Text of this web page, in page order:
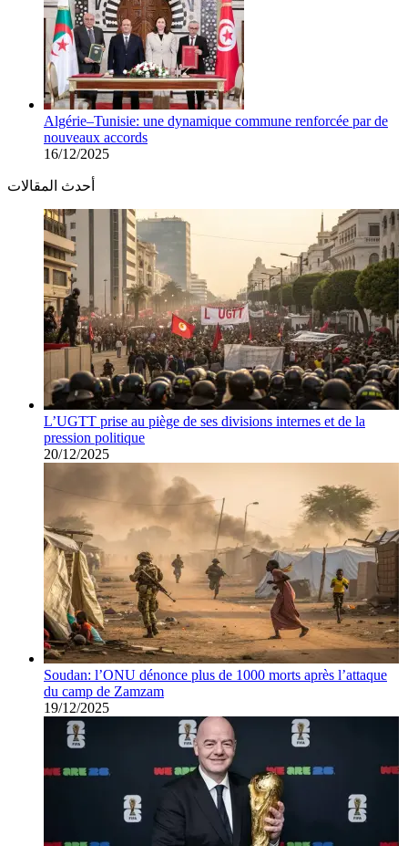
Algérie–Tunisie: une dynamique commune renforcée par de
nouveaux accords
16/12/2025
أحدث المقالات
L’UGTT prise au piège de ses divisions internes et de la
pression politique
20/12/2025
Soudan: l’ONU dénonce plus de 1000 morts après l’attaque
du camp de Zamzam
19/12/2025